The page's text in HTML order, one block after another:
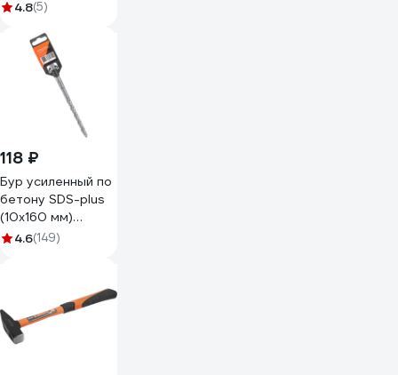
отверстий
D10, L300/80mm 1
шт. 0 0057 0
4.8(5)
118 ₽
Бур усиленный по
бетону SDS-plus
(10x160 мм)
Gigant GRD 11033
4.6(149)